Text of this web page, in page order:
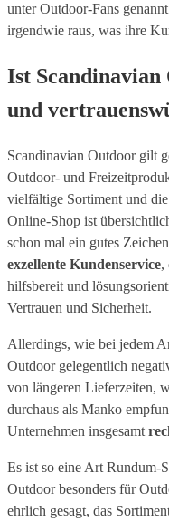
unter Outdoor-Fans
irgendwie raus, was ihre
Ist
und
Scandinavian Outdoor gilt
Outdoor- und
vielfältige Sortiment und
Online-Shop ist
schon mal ein gutes
exzellente Kundenservice,
hilfsbereit und
Vertrauen und Sicherheit.
Allerdings, wie bei jedem
Outdoor gelegentlich
von längeren Lieferzeiten,
durchaus als Manko
Unternehmen insgesamt
Es ist so eine Art Rundum-
Outdoor besonders für
ehrlich gesagt, das